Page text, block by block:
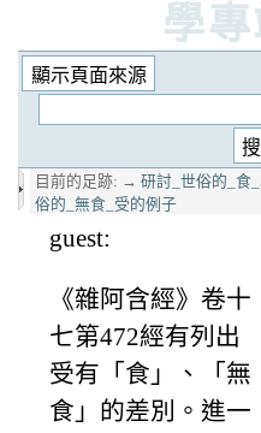
學專
目前的足跡: → 研討_世俗的_食
俗的_無食_受的例子
guest:
《雜阿含經》卷十
七第472經有列出
受有「食」、「無
食」的差別。進一